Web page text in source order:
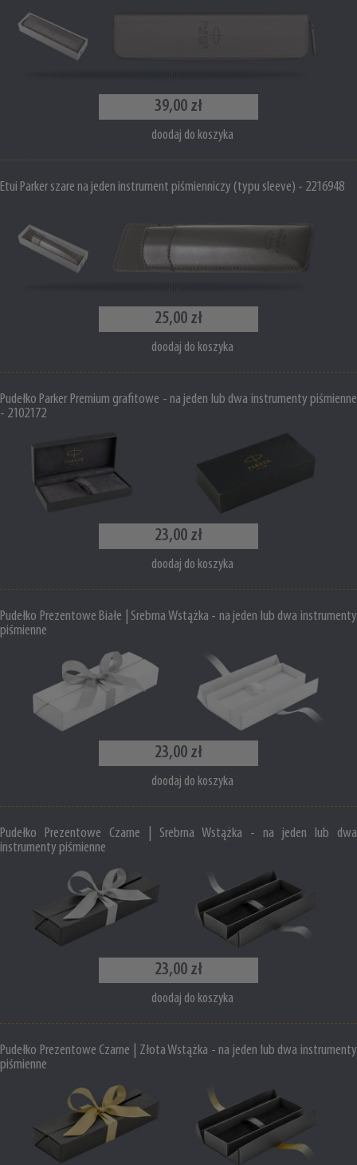
39,00 zł
doodaj do koszyka
Etui Parker szare na jeden instrument piśmienniczy (typu sleeve) - 2216948
25,00 zł
doodaj do koszyka
Pudełko Parker Premium grafitowe - na jeden lub dwa instrumenty piśmienne
- 2102172
23,00 zł
doodaj do koszyka
Pudełko Prezentowe Białe | Srebrna Wstążka - na jeden lub dwa instrumenty
piśmienne
23,00 zł
doodaj do koszyka
Pudełko Prezentowe Czarne | Srebrna Wstążka - na jeden lub dwa
instrumenty piśmienne
23,00 zł
doodaj do koszyka
Pudełko Prezentowe Czarne | Złota Wstążka - na jeden lub dwa instrumenty
piśmienne